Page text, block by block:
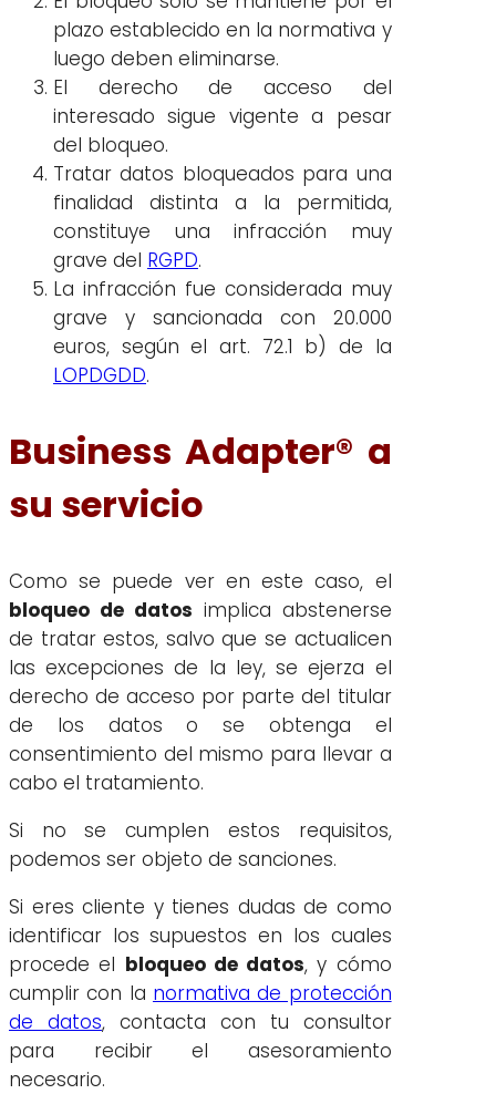
plazo establecido en la normativa y
luego deben eliminarse.
El derecho de acceso del
interesado sigue vigente a pesar
del bloqueo.
Tratar datos bloqueados para una
finalidad distinta a la permitida,
constituye una infracción muy
grave del RGPD.
La infracción fue considerada muy
grave y sancionada con 20.000
euros, según el art. 72.1 b) de la
LOPDGDD.
Business Adapter® a
su servicio
Como se puede ver en este caso, el
bloqueo de datos implica abstenerse
de tratar estos, salvo que se actualicen
las excepciones de la ley, se ejerza el
derecho de acceso por parte del titular
de los datos o se obtenga el
consentimiento del mismo para llevar a
cabo el tratamiento.
Si no se cumplen estos requisitos,
podemos ser objeto de sanciones.
Si eres cliente y tienes dudas de como
identificar los supuestos en los cuales
procede el bloqueo de datos, y cómo
cumplir con la normativa de protección
de datos, contacta con tu consultor
para recibir el asesoramiento
necesario.